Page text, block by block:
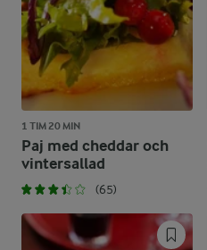
1 TIM 20 MIN
Paj med cheddar och
vintersallad
(65)